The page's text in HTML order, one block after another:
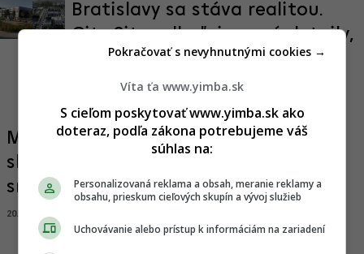
Bratislavy sa stáva realitou.
City Site odhaľuje nové detaily,
má vykryť medzeru na trhu
10.06.2025, 19:27 ADRIAN GUBČO
Moderná zóna namiesto starých
skladov. City Site pri Slovnafte
smeruje k výstavbe
20.10.2023, 10:30
Víta ťa www.yimba.sk
S cieľom poskytovať www.yimba.sk ako
doteraz, podľa zákona potrebujeme váš
súhlas na:
Personalizovaná reklama a obsah, meranie reklamy a
obsahu, prieskum cieľových skupín a vývoj služieb
Uchovávanie alebo prístup k informáciám na zariadení
Pokračovať s nevyhnutnými cookies →